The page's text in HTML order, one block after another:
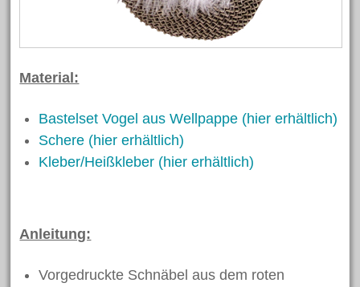
April 2023
Februar 2023
Oktober 2021
August 2021
November 2020
Material:
Bastelset Vogel aus Wellpappe (hier erhältlich)
Schere (hier erhältlich)
Kleber/Heißkleber (hier erhältlich)
Anleitung:
Vorgedruckte Schnäbel aus dem roten